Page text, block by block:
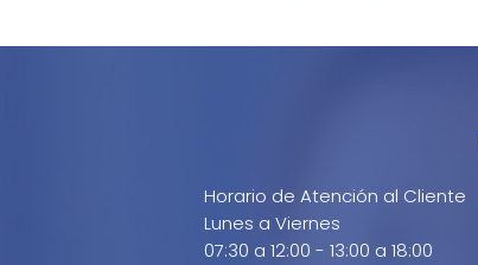
Horario de Atención al Cliente
Lunes a Viernes
07:30 a 12:00 - 13:00 a 18:00